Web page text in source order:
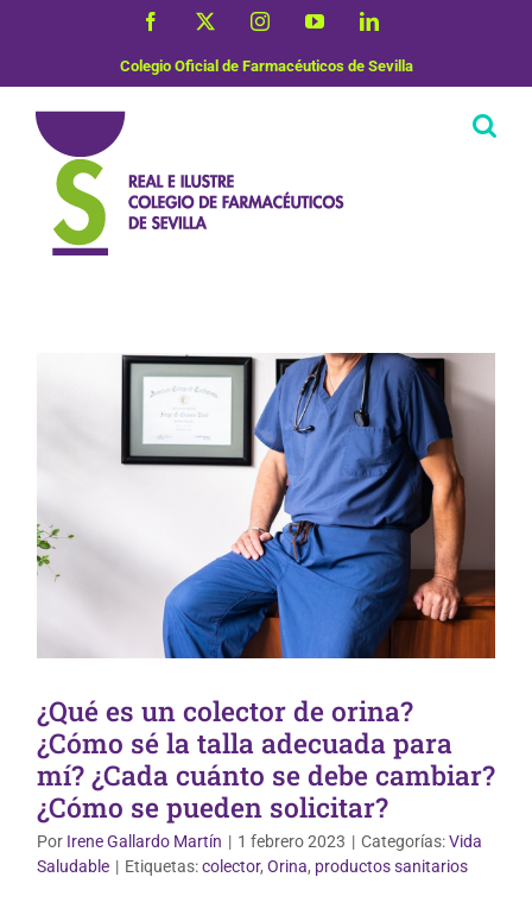
Facebook InstagramYouTubeLinkedIn
Colegio Oficial de Farmacéuticos de Sevilla
¿Qué es un colector de orina?
¿Cómo sé la talla adecuada para
mí? ¿Cada cuánto se debe cambiar?
¿Cómo se pueden solicitar?
Por Irene Gallardo Martín | 1 febrero 2023 | Categorías:Vida
Saludable | Etiquetas:colector, Orina, productos sanitarios
Vida Saludable